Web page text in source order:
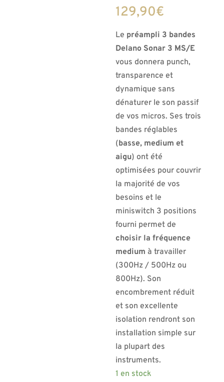
129,90€
Le préampli 3 bandes
Delano Sonar 3 MS/E
vous donnera punch,
transparence et
dynamique sans
dénaturer le son passif
de vos micros. Ses trois
bandes réglables
(basse, medium et
aigu) ont été
optimisées pour couvrir
la majorité de vos
besoins et le
miniswitch 3 positions
fourni permet de
choisir la fréquence
medium à travailler
(300Hz / 500Hz ou
800Hz). Son
encombrement réduit
et son excellente
isolation rendront son
installation simple sur
la plupart des
instruments.
1 en stock